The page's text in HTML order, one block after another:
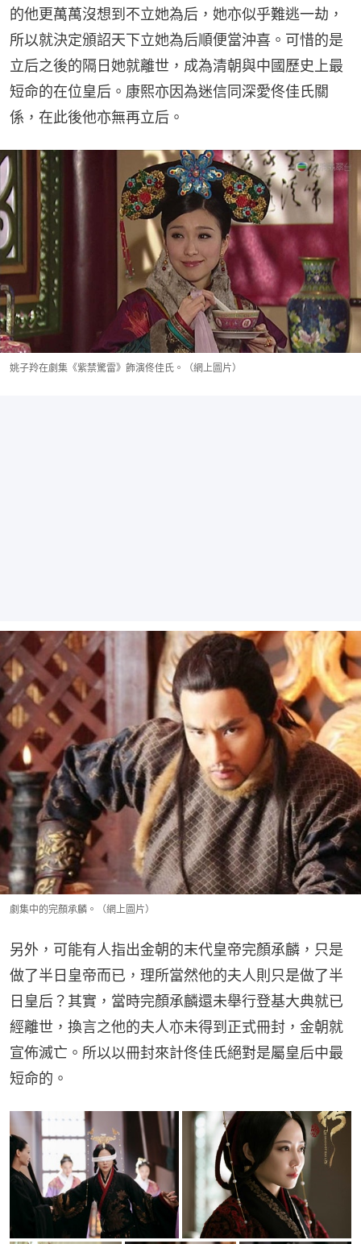
的他更萬萬沒想到不立她為后，她亦似乎難逃一劫，
所以就決定頒詔天下立她為后順便當沖喜。可惜的是
立后之後的隔日她就離世，成為清朝與中國歷史上最
短命的在位皇后。康熙亦因為迷信同深愛佟佳氏關
係，在此後他亦無再立后。
姚子羚在劇集《紫禁驚雷》飾演佟佳氏。（網上圖片）
劇集中的完顏承麟。（網上圖片）
另外，可能有人指出金朝的末代皇帝完顏承麟，只是
做了半日皇帝而已，理所當然他的夫人則只是做了半
日皇后？其實，當時完顏承麟還未舉行登基大典就已
經離世，換言之他的夫人亦未得到正式冊封，金朝就
宣佈滅亡。所以以冊封來計佟佳氏絕對是屬皇后中最
短命的。